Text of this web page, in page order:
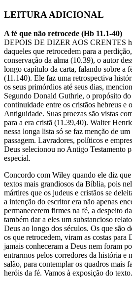
LEITURA ADICIONAL
A fé que não retrocede (Hb 11.1-40)
DEPOIS DE DIZER AOS CRENTES
daqueles que retrocedem para a
conservação da alma (10.39), o autor
longo capítulo da carta, falando sobre a
(11.140). Ele faz uma retrospectiva
os seus primórdios até seus dias,
Segundo Donald Guthrie, o propósito
continuidade entre os cristãos hebreus e
Antiguidade. Suas proezas são vistas
para a era cristã (11.39,40). Walter
nessa longa lista só se faz menção de
passagem. Lavradores, políticos e
Deus selecionou no Antigo Testamento
especial.
Concordo com Wiley quando ele diz
textos mais grandiosos da Bíblia, pois
mártires que os judeus e cristãos se
a intenção do escritor era não apenas
permanecerem firmes na fé, a despeito
também dar a eles um substancioso
Deus ao longo dos séculos. Os que são
os que retrocedem, viram as costas para
jamais conheceram a Deus nem foram
entrarmos pelos corredores da história e
salão, para contemplar os quadros mais
heróis da fé. Vamos à exposição do texto.